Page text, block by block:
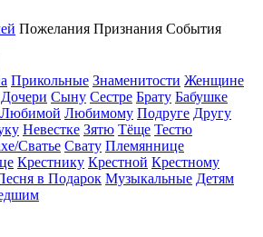
Пожелания Признания События
Прикольные Знаменитости Женщине
Дочери Сыну Сестре Брату Бабушке
Любимой Любимому Подруге Другу
Невестке Зятю Тёще Тестю
Сватье Свату Племяннице
Крестнику Крестной Крестному
в Подарок Музыкальные Детям